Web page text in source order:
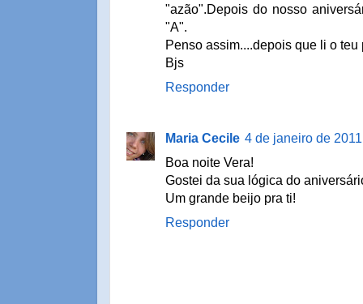
"azão".Depois do nosso
"A".
Penso assim....depois que li o teu
Bjs
Responder
Maria Cecile 4 de janeiro de
Boa noite Vera!
Gostei da sua lógica do
Um grande beijo pra ti!
Responder